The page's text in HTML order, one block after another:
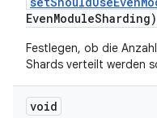
EvenModuleSharding)
Festlegen, ob die
Shards verteilt werden
void